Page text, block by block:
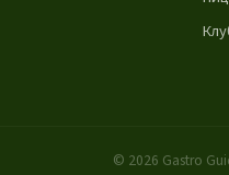
© 2026 Gastro